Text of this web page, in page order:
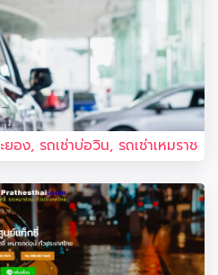
ยอง, รถเช่าบ่อวิน, รถเช่าเหมราช